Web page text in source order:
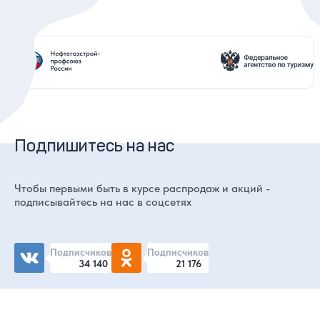
Подпишитесь на нас
Чтобы первыми быть в курсе распродаж и акций -
подписывайтесь на нас в соцсетях
Подписчиков
34 140
Подписчиков
21 176